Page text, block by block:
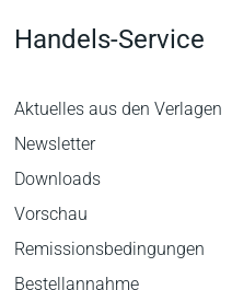
Handels-Service
Aktuelles aus den Verlagen
Newsletter
Downloads
Vorschau
Remissionsbedingungen
Bestellannahme